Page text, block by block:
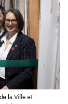
la Ville et